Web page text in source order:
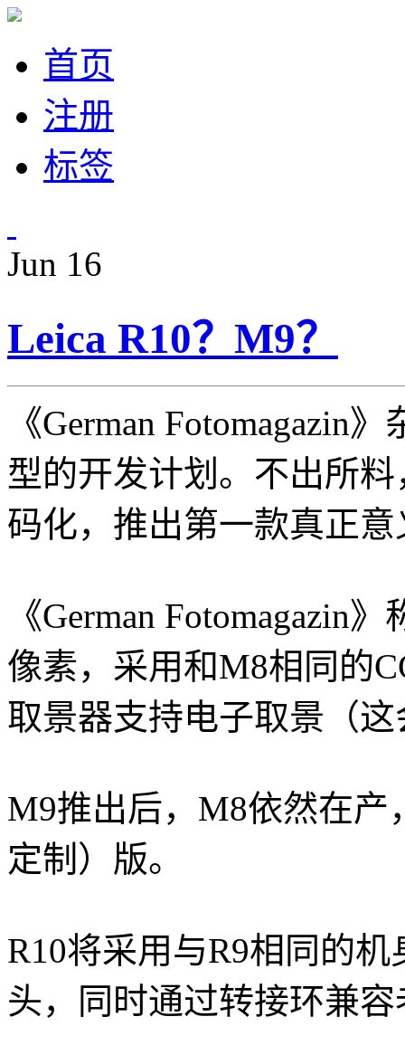
首页
注册
标签
Jun 16
Leica R10？M9？
《German Fotomagazin
型的开发计划。不出所
码化，推出第一款真正
《German Fotomagazin
像素，采用和M8相同的
取景器支持电子取景（
M9推出后，M8依然在产
定制）版。
R10将采用与R9相同的
头，同时通过转接环兼